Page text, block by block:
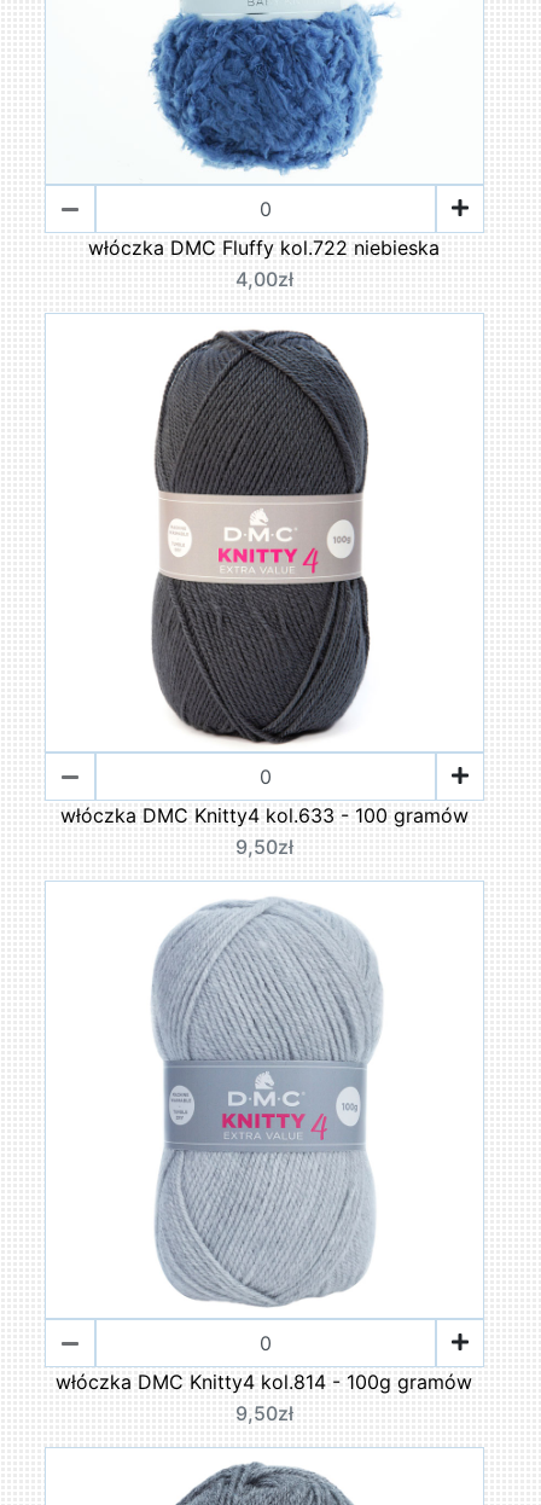
włóczka DMC Fluffy kol.722 niebieska
4,00zł
włóczka DMC Knitty4 kol.633 - 100 gramów
9,50zł
włóczka DMC Knitty4 kol.814 - 100g gramów
9,50zł